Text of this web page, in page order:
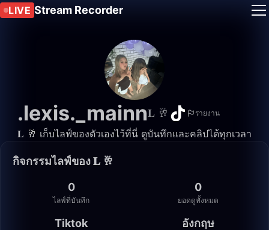
LIVE Stream Recorder
.lexis._mainn𝐋 🥂 รายงาน
𝐋 🥂 เก็บไลฟ์ของตัวเองไว้ที่นี่ ดูบันทึกและคลิปได้ทุกเวลา
กิจกรรมไลฟ์ของ 𝐋 🥂
0
ไลฟ์ที่บันทึก
0
ยอดดูทั้งหมด
Tiktok อังกฤษ